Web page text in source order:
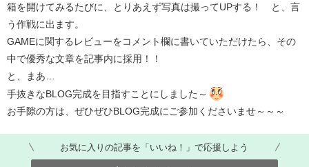
箱を開けてみるたびに、とりあえず写真は撮ってUPする！ と、言
う作戦に出ます。
GAMEに関するレビューをコメント欄に書いていただけたら、その
中で優秀な文章を記事内に採用！！
と、まあ…
手抜きなBLOG完成を目指すことにしました～
お手隙の方は、ぜひぜひBLOG完成にご参加くださいませ～～～
お気に入りの記事を「いいね！」で応援しよう